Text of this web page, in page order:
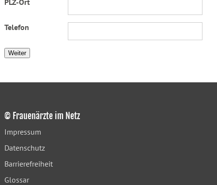
PLZ-Ort
Telefon
Weiter
© Frauenärzte im Netz
Impressum
Datenschutz
Barrierefreiheit
Glossar